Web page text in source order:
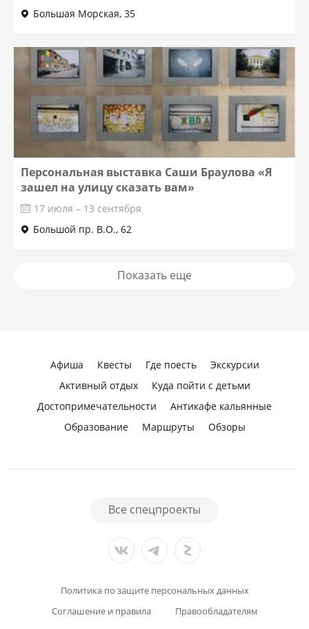
Большая Морская, 35
Персональная выставка Саши Браулова «Я
зашел на улицу сказать вам»
17 июля – 13 сентября
Большой пр. В.О., 62
Показать еще
Афиша Квесты Где поесть
Экскурсии
Активный отдых
Куда пойти с детьми
Достопримечательности
Антикафе кальянные
Образование
Маршруты Обзоры
Все спецпроекты
Политика по защите персональных данных
Соглашение и правила
Правообладателям